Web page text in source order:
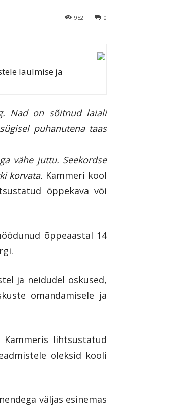
0
952
laulmise ja
Nad on sõitnud laiali
puhanutena taas
vähe juttu. Seekordse
korvata. Kammeri kool
õppekava või
õppeaastal 14
ja neidudel oskused,
omandamisele ja
lihtsustatud
oleksid kooli
väljas esinemas